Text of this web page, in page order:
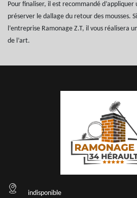
Pour finaliser, il est recommandé
préserver le dallage du retour des mousses.
l’entreprise Ramonage Z.T, il vous réalisera
de l’art.
indisponible